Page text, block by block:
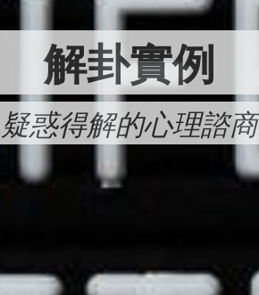
解卦實例
疑惑得解的心理諮商